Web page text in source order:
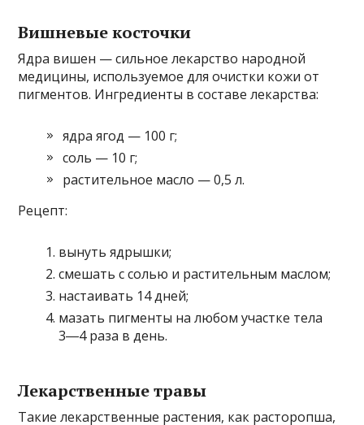
Вишневые косточки
Ядра вишен — сильное лекарство народной
медицины, используемое для очистки кожи от
пигментов. Ингредиенты в составе лекарства:
ядра ягод — 100 г;
соль — 10 г;
растительное масло — 0,5 л.
Рецепт:
вынуть ядрышки;
смешать с солью и растительным маслом;
настаивать 14 дней;
мазать пигменты на любом участке тела
3―4 раза в день.
Лекарственные травы
Такие лекарственные растения, как расторопша,